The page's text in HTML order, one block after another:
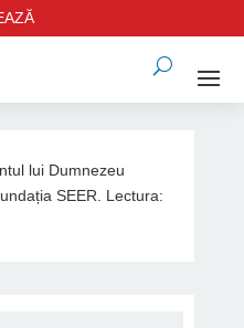
lui Dumnezeu
SEER. Lectura: